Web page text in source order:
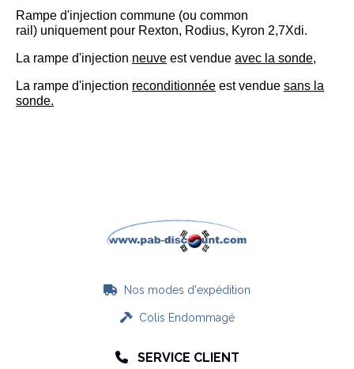
Rampe d'injection commune (ou common
rail) uniquement pour Rexton, Rodius, Kyron 2,7Xdi.
La rampe d'injection neuve est vendue avec la sonde,
La rampe d'injection reconditionnée est vendue sans la
sonde.
 Nos modes d'expédition
Colis Endommagé
 SERVICE CLIENT